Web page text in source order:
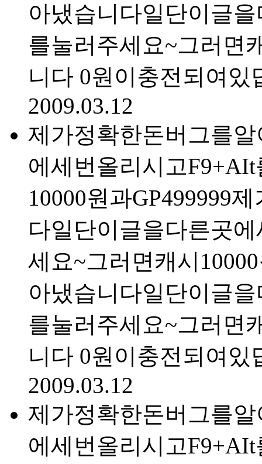
아냈습니다일단이글
를눌러주세요~그러면
니다 0원이충전되여
2009.03.12
제가정확한돈버그를
에세번올리시고
10000원과GP499999
다일단이글을다른곳
세요~그러면캐시
아냈습니다일단이글
를눌러주세요~그러면
니다 0원이충전되여
2009.03.12
제가정확한돈버그를
에세번올리시고